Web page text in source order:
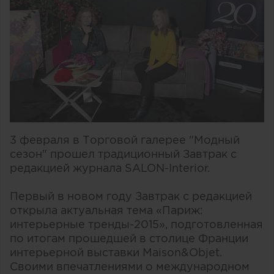
3 февраля в Торговой галерее "Модный
сезон" прошел традиционный Завтрак с
редакцией журнала SALON-Interior.
Первый в новом году Завтрак с редакцией
открыла актуальная тема «Париж:
интерьерные тренды-2015», подготовленная
по итогам прошедшей в столице Франции
интерьерной выставки Maison&Objet.
Своими впечатлениями о международном